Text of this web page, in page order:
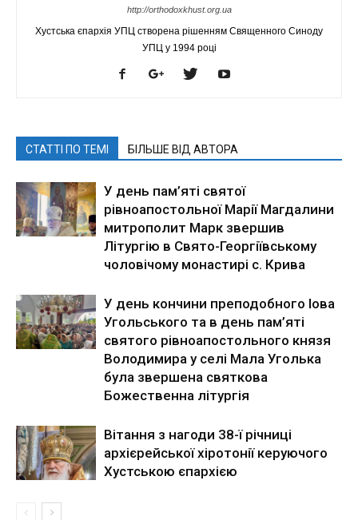
http://orthodoxkhust.org.ua
Хустська єпархія УПЦ створена рішенням Священного Синоду
УПЦ у 1994 році
СТАТТІ ПО ТЕМІ БІЛЬШЕ ВІД АВТОРА
У день пам’яті святої
рівноапостольної Марії Магдалини
митрополит Марк звершив
Літургію в Свято-Георгіївському
чоловічому монастирі с. Крива
У день кончини преподобного Іова
Угольського та в день пам’яті
святого рівноапостольного князя
Володимира у селі Мала Уголька
була звершена святкова
Божественна літургія
Вітання з нагоди 38-ї річниці
архієрейської хіротонії керуючого
Хустською єпархією